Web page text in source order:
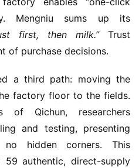
Mengniu sums up its
first, then milk.” Trust
of purchase decisions.
a third path: moving the
factory floor to the fields.
Qichun, researchers
and testing, presenting
hidden corners. This
authentic, direct-supply